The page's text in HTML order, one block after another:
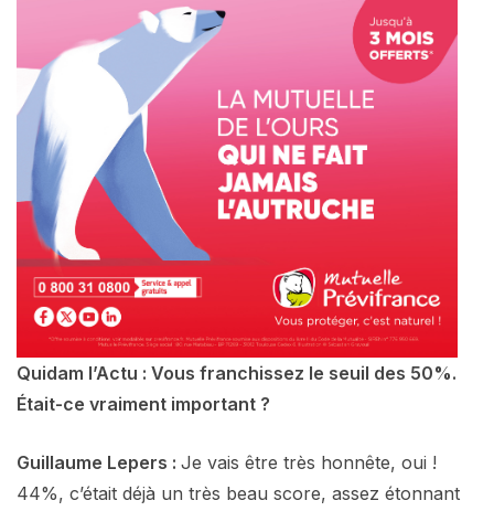
Quidam l’Actu : Vous franchissez le seuil des 50%.
Était-ce vraiment important ?
Guillaume Lepers : Je vais être très honnête, oui !
44%, c’était déjà un très beau score, assez étonnant